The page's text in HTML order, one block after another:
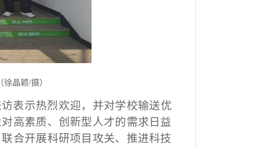
徐晶颖/摄）
表示热烈欢迎，并对学校输送优
高素质、创新型人才的需求日益
合开展科研项目攻关、推进科技